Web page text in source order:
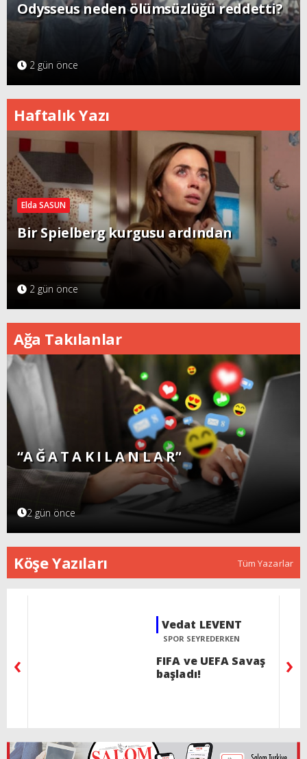
Odysseus neden ölümsüzlüğü reddetti?
2 gün önce
Haftalık Yazı
Elda SASUN
Bir Spielberg kurgusu ardından
2 gün önce
Ağa Takılanlar
“A Ğ A T A K I L A N L A R”
2 gün önce
Köşe Yazıları Tüm Yazarlar
Selin SÜAR
KÖŞEBAŞI
Acının gülümsemeyi
öğrettiği halk
‹ ›